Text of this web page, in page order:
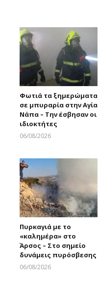
Φωτιά τα ξημερώματα
σε μπυραρία στην Αγία
Νάπα – Την έσβησαν οι
ιδιοκτήτες
06/08/2026
Πυρκαγιά με το
«καλημέρα» στο
Άρσος – Στο σημείο
δυνάμεις πυρόσβεσης
06/08/2026